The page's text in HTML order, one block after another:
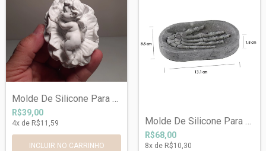
Molde De Silicone Para Anjo Ref 560
R$39,00
4x de R$11,59 Molde De Silicone Para Vaso de Concreto...
R$68,00
8x de R$10,30